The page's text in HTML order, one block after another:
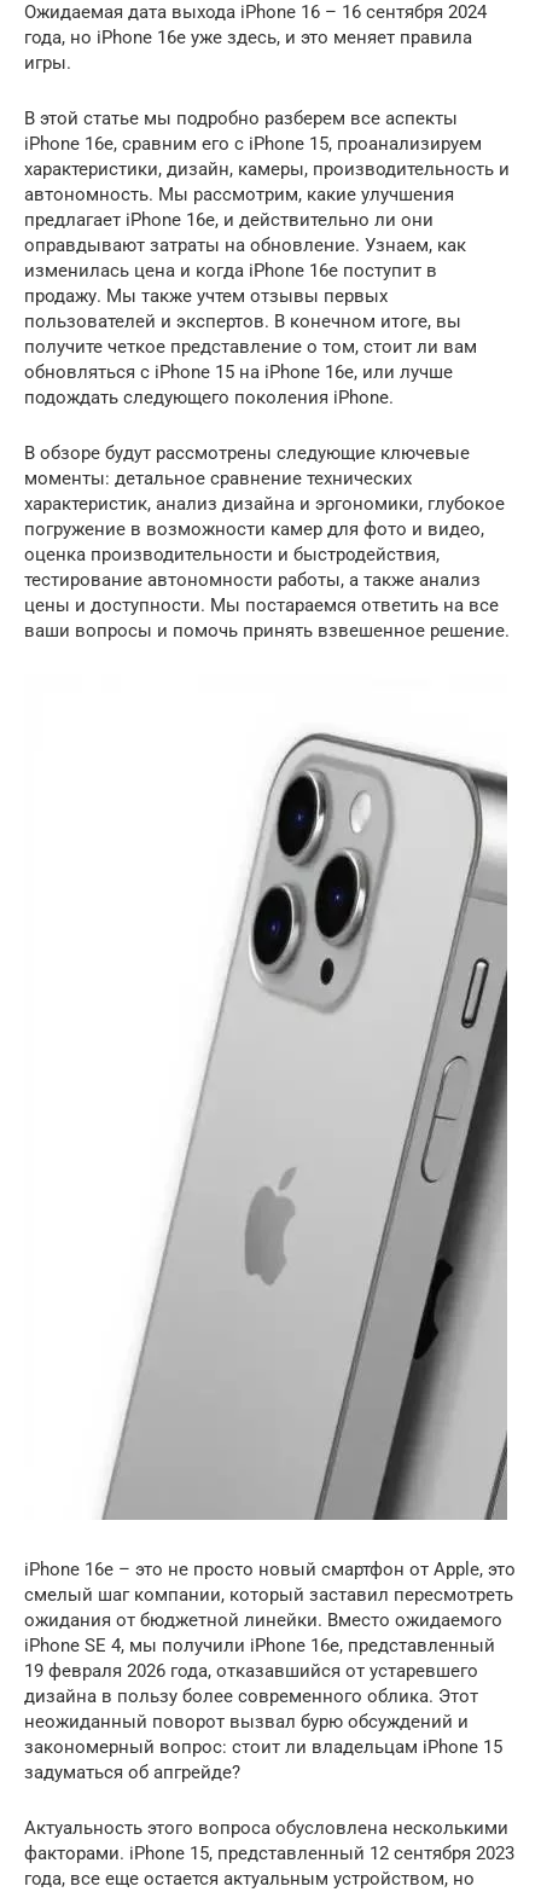
Ожидаемая дата выхода iPhone 16 – 16 сентября 2024
года, но iPhone 16e уже здесь, и это меняет правила
игры.
В этой статье мы подробно разберем все аспекты
iPhone 16e, сравним его с iPhone 15, проанализируем
характеристики, дизайн, камеры, производительность и
автономность. Мы рассмотрим, какие улучшения
предлагает iPhone 16e, и действительно ли они
оправдывают затраты на обновление. Узнаем, как
изменилась цена и когда iPhone 16e поступит в
продажу. Мы также учтем отзывы первых
пользователей и экспертов. В конечном итоге, вы
получите четкое представление о том, стоит ли вам
обновляться с iPhone 15 на iPhone 16e, или лучше
подождать следующего поколения iPhone.
В обзоре будут рассмотрены следующие ключевые
моменты: детальное сравнение технических
характеристик, анализ дизайна и эргономики, глубокое
погружение в возможности камер для фото и видео,
оценка производительности и быстродействия,
тестирование автономности работы, а также анализ
цены и доступности. Мы постараемся ответить на все
ваши вопросы и помочь принять взвешенное решение.
iPhone 16e – это не просто новый смартфон от Apple, это
смелый шаг компании, который заставил пересмотреть
ожидания от бюджетной линейки. Вместо ожидаемого
iPhone SE 4, мы получили iPhone 16e, представленный
19 февраля 2026 года, отказавшийся от устаревшего
дизайна в пользу более современного облика. Этот
неожиданный поворот вызвал бурю обсуждений и
закономерный вопрос: стоит ли владельцам iPhone 15
задуматься об апгрейде?
Актуальность этого вопроса обусловлена несколькими
факторами. iPhone 15, представленный 12 сентября 2023
года, все еще остается актуальным устройством, но